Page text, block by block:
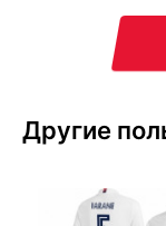
Другие